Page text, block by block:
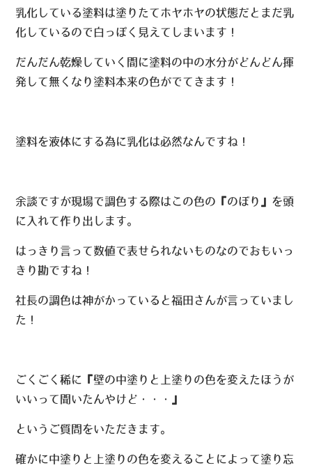
乳化している塗料は塗りたてホヤホヤの状態だとまだ乳
化しているので白っぽく見えてしまいます！
だんだん乾燥していく間に塗料の中の水分がどんどん揮
発して無くなり塗料本来の色がでてきます！
塗料を液体にする為に乳化は必然なんですね！
余談ですが現場で調色する際はこの色の『のぼり』を頭
に入れて作り出します。
はっきり言って数値で表せられないものなのでおもいっ
きり勘ですね！
社長の調色は神がかっていると福田さんが言っていまし
た！
ごくごく稀に『壁の中塗りと上塗りの色を変えたほうが
いいって聞いたんやけど・・・』
というご質問をいただきます。
確かに中塗りと上塗りの色を変えることによって塗り忘